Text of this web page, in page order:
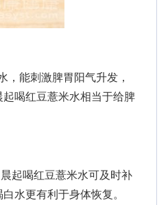
能刺激脾胃阳气升发，
喝红豆薏米水相当于给脾
起喝红豆薏米水可及时补
水更有利于身体恢复。